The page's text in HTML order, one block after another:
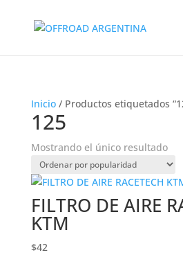
Inicio/ Productos etiquetados
125
Mostrando el único resultado
FILTRO DE AIRE
KTM
$42